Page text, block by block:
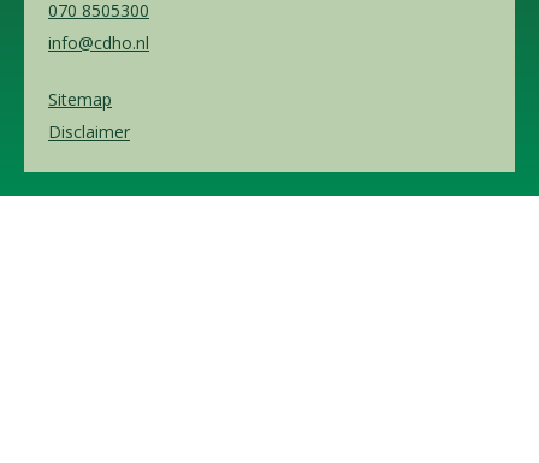
070 8505300
info@cdho.nl
Sitemap
Disclaimer